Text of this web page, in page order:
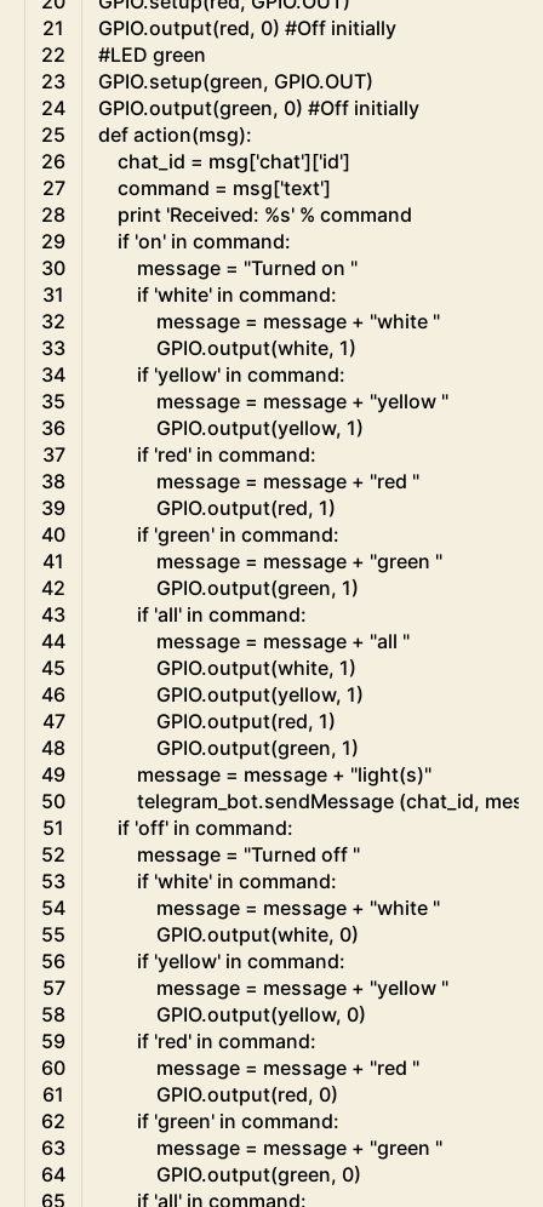
21
22
23
24
25
26
27
28
29
30
31
32
33
34
35
36
37
38
39
40
41
42
43
44
45
46
47
48
49
50
51
52
53
54
55
56
57
58
59
60
61
62
63
64
65
GPIO.output(red, 0) #Off initially
#LED green
GPIO.setup(green, GPIO.OUT)
GPIO.output(green, 0) #Off initially
def action(msg):
chat_id = msg['chat']['id']
command = msg['text']
print 'Received: %s' % command
if 'on' in command:
message = "Turned on "
if 'white' in command:
message = message + "white "
GPIO.output(white, 1)
if 'yellow' in command:
message = message + "yellow "
GPIO.output(yellow, 1)
if 'red' in command:
message = message + "red "
GPIO.output(red, 1)
if 'green' in command:
message = message + "green "
GPIO.output(green, 1)
if 'all' in command:
message = message + "all "
GPIO.output(white, 1)
GPIO.output(yellow, 1)
GPIO.output(red, 1)
GPIO.output(green, 1)
message = message + "light(s)"
telegram_bot.sendMessage (chat_id,
if 'off' in command:
message = "Turned off "
if 'white' in command:
message = message + "white "
GPIO.output(white, 0)
if 'yellow' in command:
message = message + "yellow "
GPIO.output(yellow, 0)
if 'red' in command:
message = message + "red "
GPIO.output(red, 0)
if 'green' in command:
message = message + "green "
GPIO.output(green, 0)
if 'all' in command: